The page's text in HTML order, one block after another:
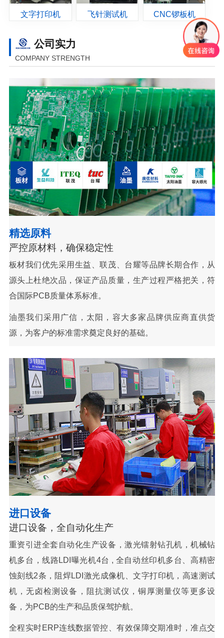
文字打印机 飞针测试机 CNC锣板机
公司实力
COMPANY STRENGTH
精选原料
严控原材料，确保稳定性
板材我们优先采用生益、联茂、台耀等品牌长期合作，从
源头上杜绝次品，保证产品质量，生产过程严格把关，符
合国际PCB质量体系标准。
油墨我们采用广信，太阳，容大多家品牌供应商直供货
源，为客户的标准需求奠定良好的基础。
进口设备
进口设备，全自动化生产
重资引进全套自动化生产设备，激光镭射钻孔机，机械钻
机多台，线路LDI曝光机4台 , 全自动丝印机多台、高精密
蚀刻线2条，阻焊LDI激光成像机、文字打印机，高速测试
机，无卤检测设备，阻抗测试仪，铜厚测量仪等更多设
备，为PCB的生产和品质保驾护航。
全程实时ERP连线数据管控、有效保障交期准时，准点交